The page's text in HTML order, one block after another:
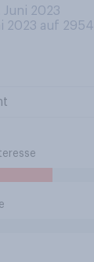
2023
2023 auf 2954